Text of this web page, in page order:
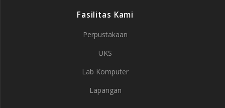
Fasilitas Kami
Perpustakaan
UKS
Lab Komputer
Lapangan